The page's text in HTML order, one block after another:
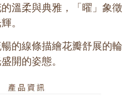
的溫柔與典雅，「曜」象徵
。
的線條描繪花瓣舒展的輪
開的姿態。